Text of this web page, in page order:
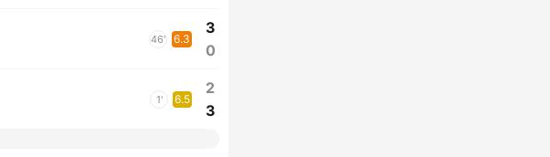
46' 6.3
3
0
1' 6.5
2
3